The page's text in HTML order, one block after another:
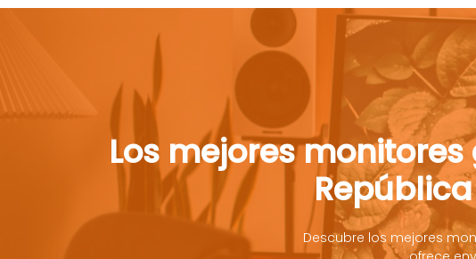
Los mejores
Descubre los mejores